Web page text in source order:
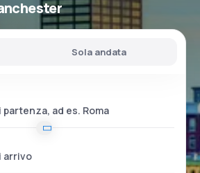
Sola andata